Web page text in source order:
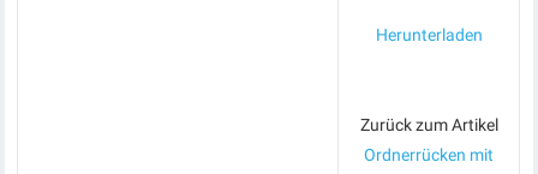
Herunterladen
Zurück zum Artikel
Ordnerrücken mit